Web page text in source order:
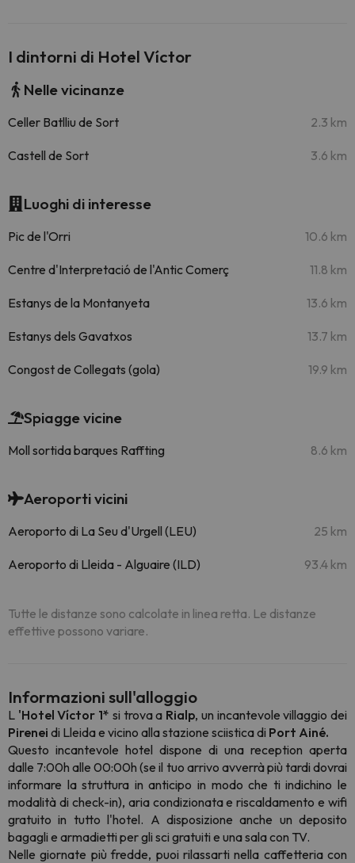
I dintorni di Hotel Víctor
Nelle vicinanze
Celler Batlliu de Sort 2.3 km
Castell de Sort 3.6 km
Luoghi di interesse
Pic de l'Orri 10.6 km
Centre d'Interpretació de l'Antic Comerç 11.8 km
Estanys de la Montanyeta 13.6 km
Estanys dels Gavatxos 13.7 km
Congost de Collegats (gola) 19.9 km
Spiagge vicine
Moll sortida barques Raffting 8.6 km
Aeroporti vicini
Aeroporto di La Seu d'Urgell (LEU) 25 km
Aeroporto di Lleida - Alguaire (ILD) 93.4 km
Tutte le distanze sono calcolate in linea retta. Le distanze
effettive possono variare.
Informazioni sull'alloggio
L 'Hotel Víctor 1* si trova a Rialp, un incantevole villaggio dei
Pirenei di Lleida e vicino alla stazione sciistica di Port Ainé.
Questo incantevole hotel dispone di una reception aperta
dalle 7:00h alle 00:00h (se il tuo arrivo avverrà più tardi dovrai
informare la struttura in anticipo in modo che ti indichino le
modalità di check-in), aria condizionata e riscaldamento e wifi
gratuito in tutto l'hotel. A disposizione anche un deposito
bagagli e armadietti per gli sci gratuiti e una sala con TV.
Nelle giornate più fredde, puoi rilassarti nella caffetteria con